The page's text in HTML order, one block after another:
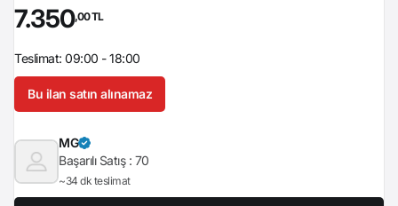
7.350,00 TL
Teslimat: 09:00 - 18:00
Bu ilan satın alınamaz
MG
Başarılı Satış : 70
~34 dk teslimat